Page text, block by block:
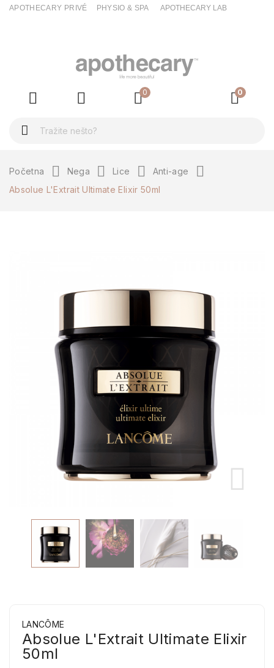
APOTHECARY PRIVÉ PHYSIO & SPA APOTHECARY LAB
0 0
Početna Nega Lice
Anti-age
Absolue L'Extrait Ultimate Elixir 50ml
LANCÔME
Absolue L'Extrait Ultimate Elixir
50ml